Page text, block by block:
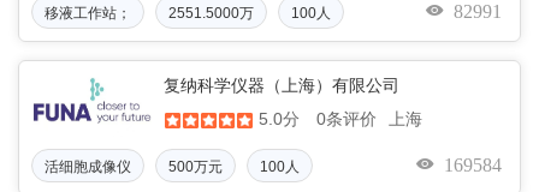
移液工作站； 2551.5000万 100人 82991
复纳科学仪器（上海）有限公司
5.0分
0条评价 上海
活细胞成像仪 500万元 100人 169584